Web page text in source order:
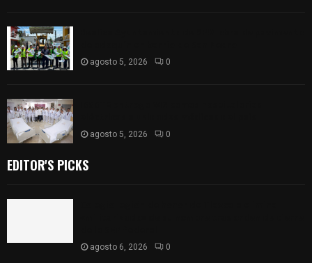
agosto 5, 2026 0
agosto 5, 2026 0
EDITOR'S PICKS
agosto 6, 2026 0